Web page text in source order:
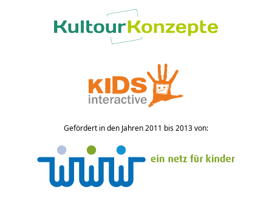
Gefördert in den Jahren 2011 bis 2013 von: